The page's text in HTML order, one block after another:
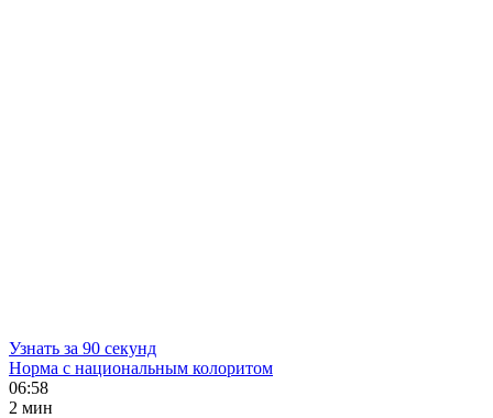
Узнать за 90 секунд
Норма с национальным колоритом
06:58
2 мин